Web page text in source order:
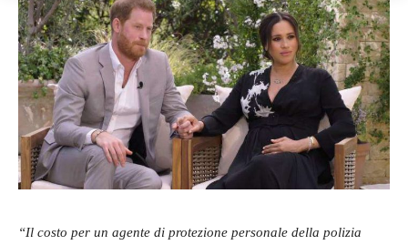
“Il costo per un agente di protezione personale della polizia